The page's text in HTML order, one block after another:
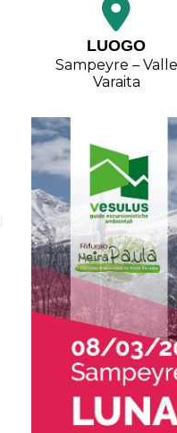
LUOGO
Sampeyre – Valle
Varaita